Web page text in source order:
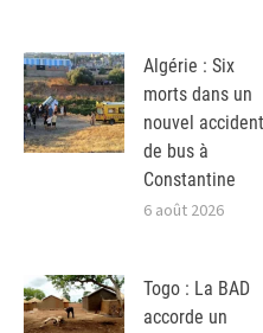
Algérie : Six
morts dans un
nouvel accident
de bus à
Constantine
6 août 2026
Togo : La BAD
accorde un